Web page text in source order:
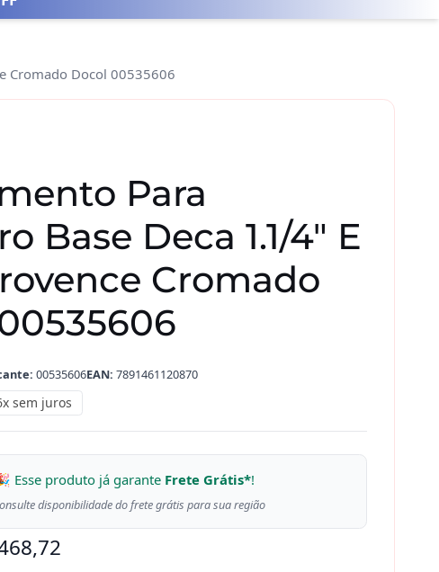
Cromado Docol 00535606
Para
Base Deca 1.1/4″ E
Cromado
00535606EAN: 7891461120870
sem juros
Esse produto já garante Frete Grátis*!
disponibilidade do frete grátis para sua região